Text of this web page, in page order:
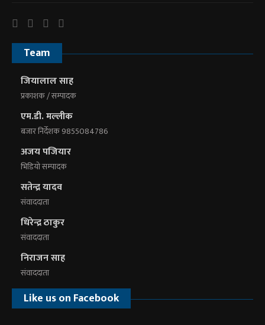
Team
जियालाल साह
प्रकाशक / सम्पादक
एम.डी. मल्लीक
बजार निर्देशक 9855084786
अजय पजियार
भिडियाे सम्पादक
सतेन्द्र यादव
संवाददाता
धिरेन्द्र ठाकुर
संवाददाता
निराजन साह
संवाददाता
Like us on Facebook